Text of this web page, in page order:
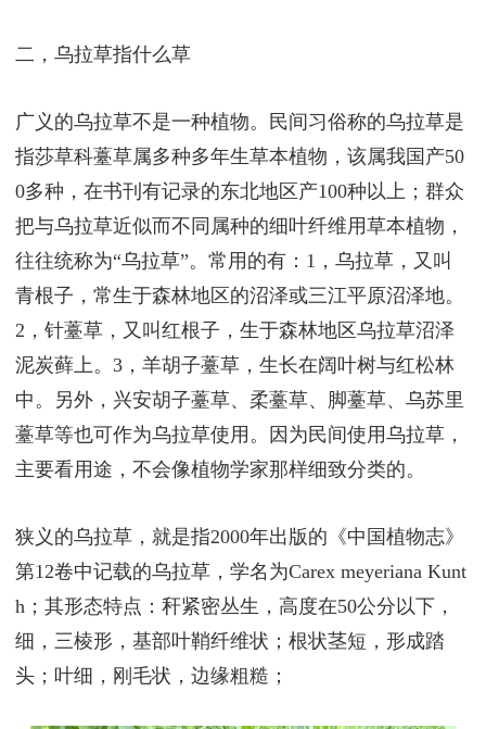
二，乌拉草指什么草
广义的乌拉草不是一种植物。民间习俗称的乌拉草是
指莎草科薹草属多种多年生草本植物，该属我国产50
0多种，在书刊有记录的东北地区产100种以上；群众
把与乌拉草近似而不同属种的细叶纤维用草本植物，
往往统称为“乌拉草”。常用的有：1，乌拉草，又叫
青根子，常生于森林地区的沼泽或三江平原沼泽地。
2，针薹草，又叫红根子，生于森林地区乌拉草沼泽
泥炭藓上。3，羊胡子薹草，生长在阔叶树与红松林
中。另外，兴安胡子薹草、柔薹草、脚薹草、乌苏里
薹草等也可作为乌拉草使用。因为民间使用乌拉草，
主要看用途，不会像植物学家那样细致分类的。
狭义的乌拉草，就是指2000年出版的《中国植物志》
第12卷中记载的乌拉草，学名为Carex meyeriana Kunt
h；其形态特点：秆紧密丛生，高度在50公分以下，
细，三棱形，基部叶鞘纤维状；根状茎短，形成踏
头；叶细，刚毛状，边缘粗糙；